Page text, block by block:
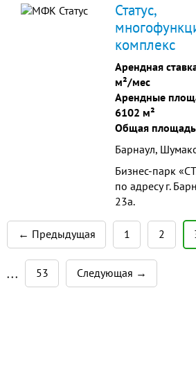
Удобные
(асфальт,
артерии, черта
аэропорта) •
огорожена,
снабжение (в
входит).
Статус,
комплекс
Арендная
м²/мес
Арендные
6102 м²
Общая
Барнаул,
Бизнес-парк
по адресу г.
23а.
← Предыдущая 1 2
• • • 53 Следующая →